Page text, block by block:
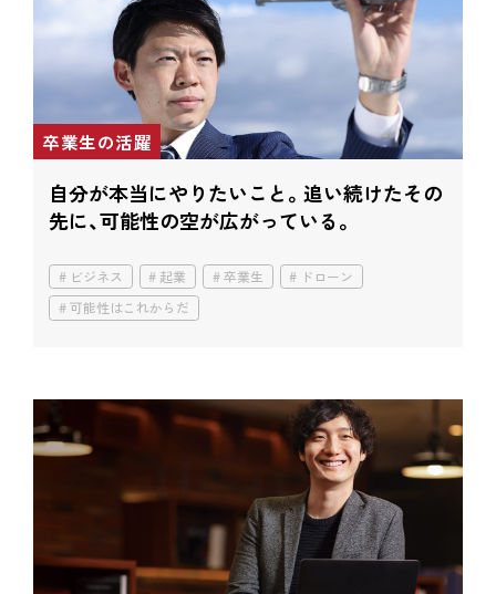
卒業生の活躍
自分が本当にやりたいこと。追い続けたその
先に、可能性の空が広がっている。
ビジネス 起業 卒業生
ドローン
可能性はこれからだ